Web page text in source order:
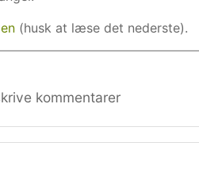
(husk at læse det nederste).
kommentarer